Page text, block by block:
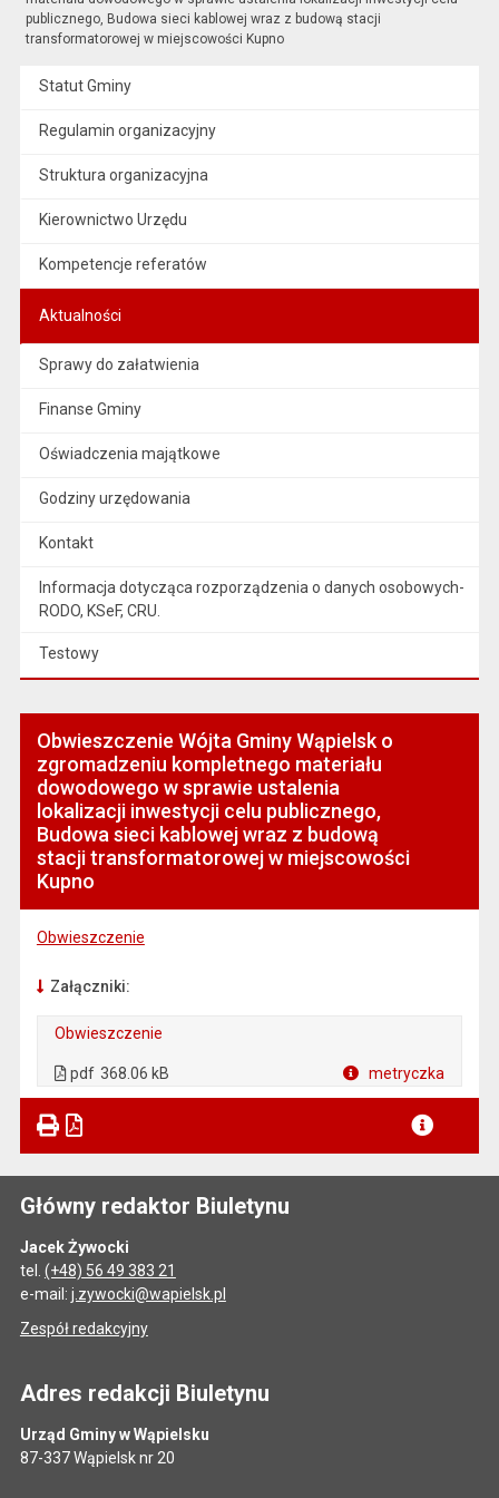
publicznego, Budowa sieci kablowej wraz z budową stacji
transformatorowej w miejscowości Kupno
Statut Gminy
Regulamin organizacyjny
Struktura organizacyjna
Kierownictwo Urzędu
Kompetencje referatów
Aktualności
Sprawy do załatwienia
Finanse Gminy
Oświadczenia majątkowe
Godziny urzędowania
Kontakt
Informacja dotycząca rozporządzenia o danych osobowych-
RODO, KSeF, CRU.
Testowy
Obwieszczenie Wójta Gminy Wąpielsk o
zgromadzeniu kompletnego materiału
dowodowego w sprawie ustalenia
lokalizacji inwestycji celu publicznego,
Budowa sieci kablowej wraz z budową
stacji transformatorowej w miejscowości
Kupno
Obwieszczenie
Załączniki:
Obwieszczenie
pdf 368.06 kB metryczka
Główny redaktor Biuletynu
Jacek Żywocki
tel. (+48) 56 49 383 21
e-mail: j.zywocki@wapielsk.pl
Zespół redakcyjny
Adres redakcji Biuletynu
Urząd Gminy w Wąpielsku
87-337 Wąpielsk nr 20